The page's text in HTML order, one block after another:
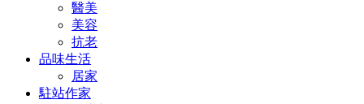
醫美
美容
抗老
品味生活
居家
駐站作家